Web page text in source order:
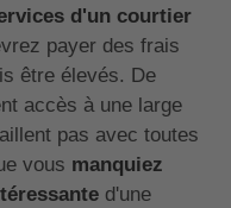
d'un courtier
payer des frais
être élevés. De
accès à une large
pas avec toutes
vous manquiez
d'une